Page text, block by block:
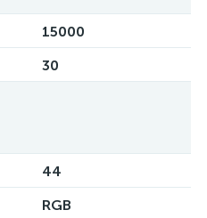
15000
30
44
RGB